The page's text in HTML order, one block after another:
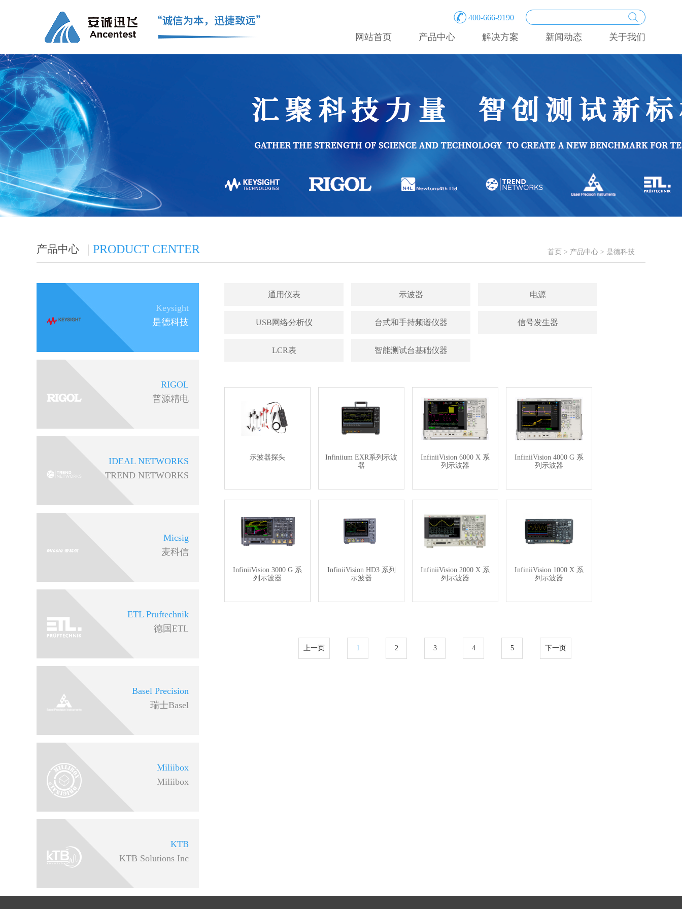
400-666-9190
网站首页 产品中心 解决方案 新闻动态 关于我们
产品中心 | PRODUCT CENTER 首页 > 产品中心 > 是德科技
Keysight
是德科技
RIGOL
普源精电
IDEAL NETWORKS
TREND NETWORKS
Micsig
麦科信
ETL Pruftechnik
德国ETL
Basel Precision
瑞士Basel
Miliibox
Miliibox
KTB
KTB Solutions Inc
通用仪表 示波器 电源
USB网络分析仪 台式和手持频谱仪器 信号发生器
LCR表 智能测试台基础仪器
示波器探头
Infiniium EXR系列示波
器
InfiniiVision 6000 X 系
列示波器
InfiniiVision 4000 G 系
列示波器
InfiniiVision 3000 G 系
列示波器
InfiniiVision HD3 系列
示波器
InfiniiVision 2000 X 系
列示波器
InfiniiVision 1000 X 系
列示波器
上一页 1 2 3 4 5 下一页